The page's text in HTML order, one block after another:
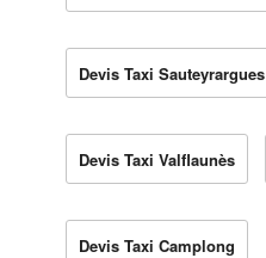
Devis Taxi Sauteyrargues
Devis Taxi Valflaunès
Devis Taxi Camplong